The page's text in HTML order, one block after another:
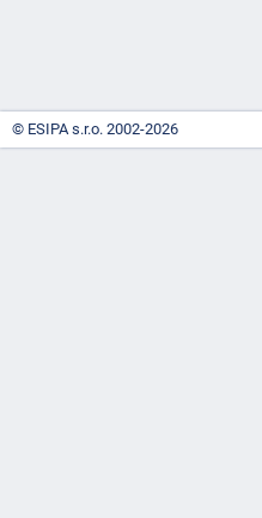
© ESIPA s.r.o. 2002-2026